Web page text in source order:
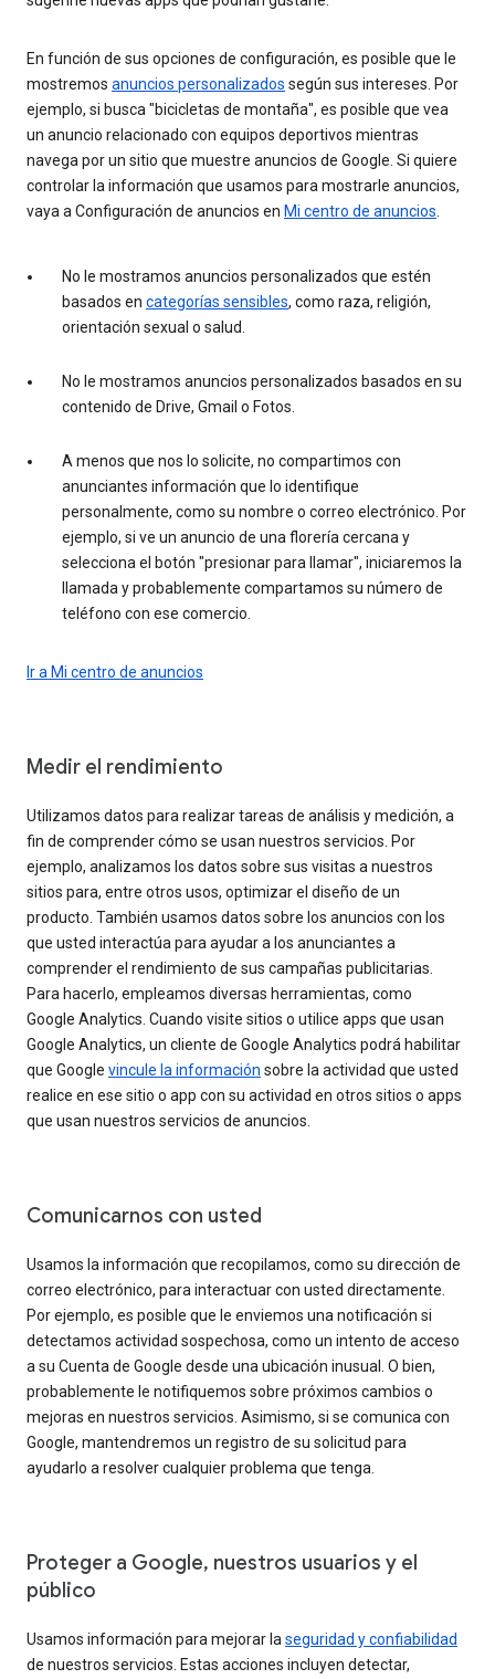
En función de sus opciones de configuración, es posible que le
mostremos anuncios personalizados según sus intereses. Por
ejemplo, si busca "bicicletas de montaña", es posible que vea
un anuncio relacionado con equipos deportivos mientras
navega por un sitio que muestre anuncios de Google. Si quiere
controlar la información que usamos para mostrarle anuncios,
vaya a Configuración de anuncios en Mi centro de anuncios
No le mostramos anuncios personalizados que estén
basados en categorías sensibles, como raza, religión,
orientación sexual o salud.
No le mostramos anuncios personalizados basados en su
contenido de Drive, Gmail o Fotos.
A menos que nos lo solicite, no compartimos con
anunciantes información que lo identifique
personalmente, como su nombre o correo electrónico. Por
ejemplo, si ve un anuncio de una florería cercana y
selecciona el botón "presionar para llamar", iniciaremos la
llamada y probablemente compartamos su número de
teléfono con ese comercio.
Ir a Mi centro de anuncios
Medir el rendimiento
Utilizamos datos para realizar tareas de análisis y medición, a
fin de comprender cómo se usan nuestros servicios. Por
ejemplo, analizamos los datos sobre sus visitas a nuestros
sitios para, entre otros usos, optimizar el diseño de un
producto. También usamos datos sobre los anuncios con los
que usted interactúa para ayudar a los anunciantes a
comprender el rendimiento de sus campañas publicitarias.
Para hacerlo, empleamos diversas herramientas, como
Google Analytics. Cuando visite sitios o utilice apps que usan
Google Analytics, un cliente de Google Analytics podrá habilitar
que Google vincule la información sobre la actividad que usted
realice en ese sitio o app con su actividad en otros sitios o apps
que usan nuestros servicios de anuncios.
Comunicarnos con usted
Usamos la información que recopilamos, como su dirección de
correo electrónico, para interactuar con usted directamente.
Por ejemplo, es posible que le enviemos una notificación si
detectamos actividad sospechosa, como un intento de acceso
a su Cuenta de Google desde una ubicación inusual. O bien,
probablemente le notifiquemos sobre próximos cambios o
mejoras en nuestros servicios. Asimismo, si se comunica con
Google, mantendremos un registro de su solicitud para
ayudarlo a resolver cualquier problema que tenga.
Proteger a Google, nuestros usuarios y el
público
Usamos información para mejorar la seguridad y confiabilidad
de nuestros servicios. Estas acciones incluyen detectar,